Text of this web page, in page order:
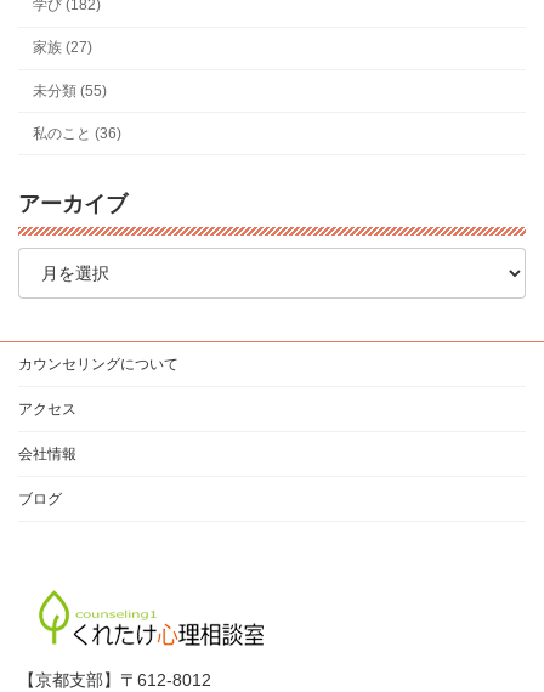
学び (182)
家族 (27)
未分類 (55)
私のこと (36)
アーカイブ
ア
カウンセリングについて
アクセス
会社情報
ブログ
【京都支部】〒612-8012